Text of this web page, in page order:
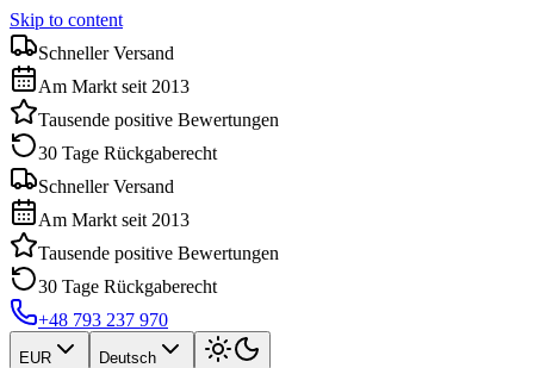
Skip to content
Schneller Versand
Am Markt seit 2013
Tausende positive Bewertungen
30 Tage Rückgaberecht
Schneller Versand
Am Markt seit 2013
Tausende positive Bewertungen
30 Tage Rückgaberecht
+48 793 237 970
EUR Deutsch